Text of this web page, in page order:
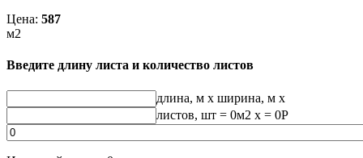
Цена: 587
м2
Введите длину листа и количество листов
длина, м x ширина, м x
листов, шт = 0м2 x = 0Р